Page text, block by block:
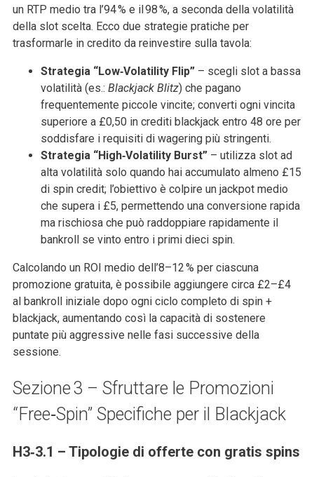
un RTP medio tra l’94 % e il 98 %, a seconda della volatilità
della slot scelta. Ecco due strategie pratiche per
trasformarle in credito da reinvestire sulla tavola:
Strategia “Low‑Volatility Flip” – scegli slot a bassa
volatilità (es.: Blackjack Blitz) che pagano
frequentemente piccole vincite; converti ogni vincita
superiore a £0,50 in crediti blackjack entro 48 ore per
soddisfare i requisiti di wagering più stringenti.
Strategia “High‑Volatility Burst” – utilizza slot ad
alta volatilità solo quando hai accumulato almeno £15
di spin credit; l’obiettivo è colpire un jackpot medio
che supera i £5, permettendo una conversione rapida
ma rischiosa che può raddoppiare rapidamente il
bankroll se vinto entro i primi dieci spin.
Calcolando un ROI medio dell’8–12 % per ciascuna
promozione gratuita, è possibile aggiungere circa £2–£4
al bankroll iniziale dopo ogni ciclo completo di spin +
blackjack, aumentando così la capacità di sostenere
puntate più aggressive nelle fasi successive della
sessione.
Sezione 3 – Sfruttare le Promozioni
“Free‑Spin” Specifiche per il Blackjack
H3‑3.1 – Tipologie di offerte con gratis spins